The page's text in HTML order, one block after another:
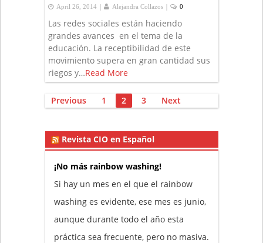
April 26, 2014 | Alejandra Collazos | 0
Las redes sociales están haciendo
grandes avances en el tema de la
educación. La receptibilidad de este
movimiento supera en gran cantidad sus
riegos y…Read More
Posts
Previous 1 2 3 Next
Revista CIO en Español
¡No más rainbow washing!
Si hay un mes en el que el rainbow
washing es evidente, ese mes es junio,
aunque durante todo el año esta
práctica sea frecuente, pero no masiva.